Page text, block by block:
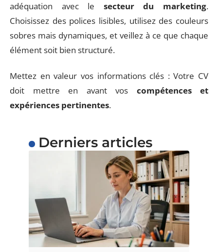
adéquation avec le secteur du marketing.
Choisissez des polices lisibles, utilisez des couleurs
sobres mais dynamiques, et veillez à ce que chaque
élément soit bien structuré.
Mettez en valeur vos informations clés : Votre CV
doit mettre en avant vos compétences et
expériences pertinentes.
Derniers articles